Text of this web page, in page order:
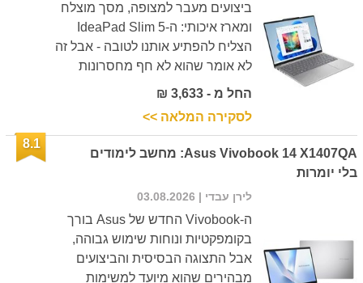
ביצועים מעבר למצופה, מסך מוצלח
ומארז איכותי: ה-IdeaPad Slim 5
הצליח להפתיע אותנו לטובה - אבל זה
לא אומר שהוא לא חף מחסרונות
החל מ - 3,633 ₪
לסקירה המלאה >>
Asus Vivobook 14 X1407QA: מחשב לימודים
בלי יומרות
8.1
לירן עבדי | 03.08.2026
ה-Vivobook החדש של Asus בורך
בקומפקטיות ונוחות שימוש גבוהה,
אבל התצוגה הבסיסית והביצועים
מבהירים שהוא מיועד למשימות